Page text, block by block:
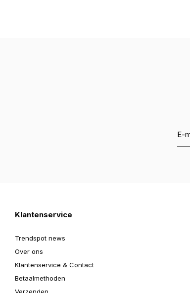
Klantenservice
Trendspot news
Over ons
Klantenservice & Contact
Betaalmethoden
Verzenden